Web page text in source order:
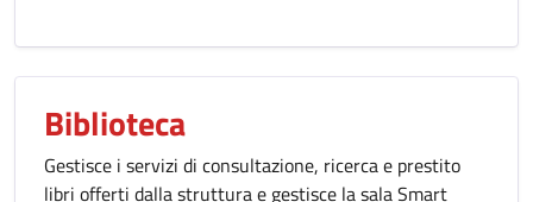
Biblioteca
Gestisce i servizi di consultazione, ricerca e prestito
libri offerti dalla struttura e gestisce la sala Smart